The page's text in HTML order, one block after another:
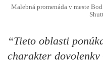
Malebná promenáda v meste
“Tieto oblasti
charakter